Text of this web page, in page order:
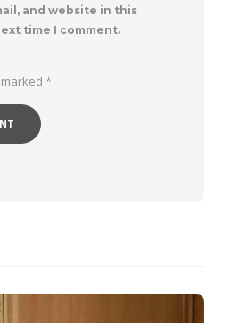
and website in this
time I comment.
*